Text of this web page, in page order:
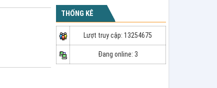
THỐNG KÊ
Lượt truy cập: 13254675
Đang online: 3